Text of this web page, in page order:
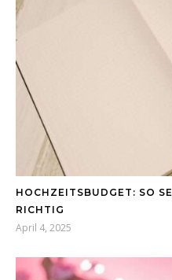
HOCHZEITSBUDGET: SO
RICHTIG
April 4, 2025